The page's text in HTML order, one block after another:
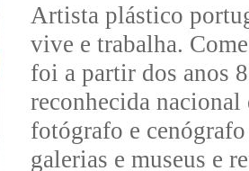
Artista plástico
vive e trabalha.
foi a partir dos anos
reconhecida
fotógrafo e
galerias e museus e